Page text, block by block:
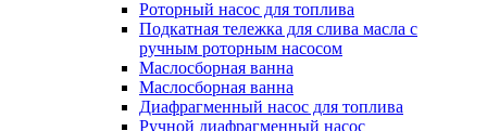
Роторный насос для топлива
Подкатная тележка для слива масла с
ручным роторным насосом
Маслосборная ванна
Маслосборная ванна
Диафрагменный насос для топлива
Ручной диафрагменный насос